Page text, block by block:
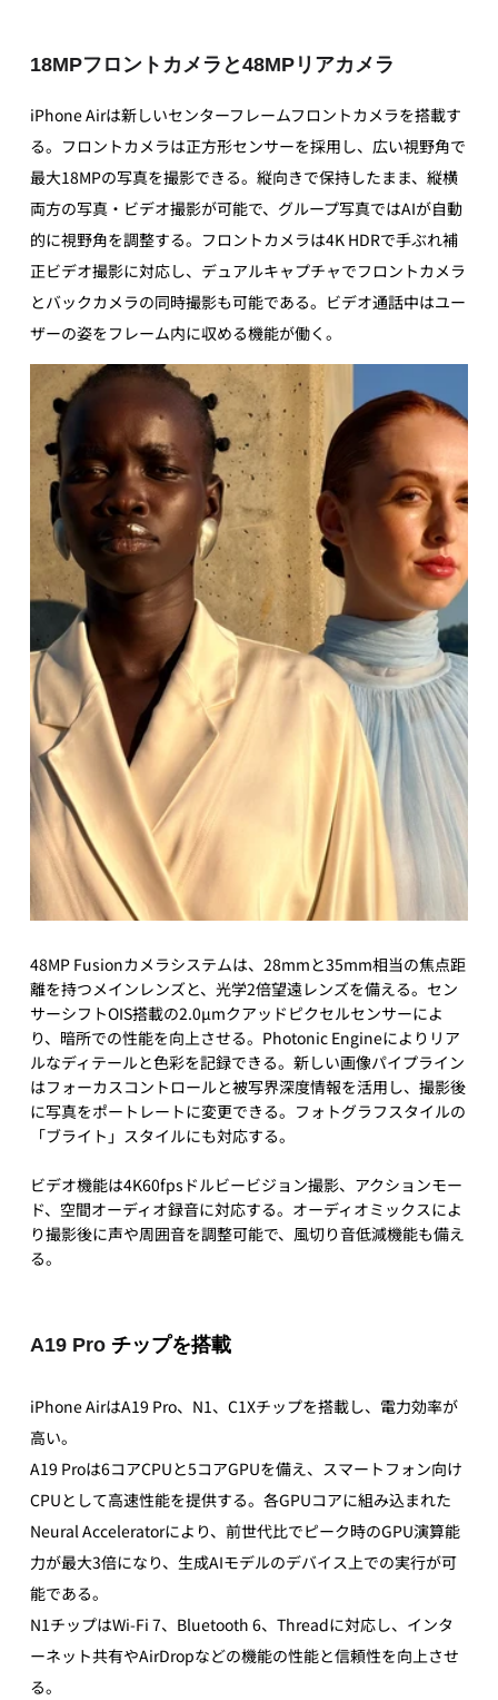
18MPフロントカメラと48MPリアカメラ
iPhone Airは新しいセンターフレームフロントカメラを搭載す
る。フロントカメラは正方形センサーを採用し、広い視野角で
最大18MPの写真を撮影できる。縦向きで保持したまま、縦横
両方の写真・ビデオ撮影が可能で、グループ写真ではAIが自動
的に視野角を調整する。フロントカメラは4K HDRで手ぶれ補
正ビデオ撮影に対応し、デュアルキャプチャでフロントカメラ
とバックカメラの同時撮影も可能である。ビデオ通話中はユー
ザーの姿をフレーム内に収める機能が働く。
48MP Fusionカメラシステムは、28mmと35mm相当の焦点距
離を持つメインレンズと、光学2倍望遠レンズを備える。セン
サーシフトOIS搭載の2.0µmクアッドピクセルセンサーによ
り、暗所での性能を向上させる。Photonic Engineによりリア
ルなディテールと色彩を記録できる。新しい画像パイプライン
はフォーカスコントロールと被写界深度情報を活用し、撮影後
に写真をポートレートに変更できる。フォトグラフスタイルの
「ブライト」スタイルにも対応する。
ビデオ機能は4K60fpsドルビービジョン撮影、アクションモー
ド、空間オーディオ録音に対応する。オーディオミックスによ
り撮影後に声や周囲音を調整可能で、風切り音低減機能も備え
る。
A19 Pro チップを搭載
iPhone AirはA19 Pro、N1、C1Xチップを搭載し、電力効率が
高い。
A19 Proは6コアCPUと5コアGPUを備え、スマートフォン向け
CPUとして高速性能を提供する。各GPUコアに組み込まれた
Neural Acceleratorにより、前世代比でピーク時のGPU演算能
力が最大3倍になり、生成AIモデルのデバイス上での実行が可
能である。
N1チップはWi-Fi 7、Bluetooth 6、Threadに対応し、インタ
ーネット共有やAirDropなどの機能の性能と信頼性を向上させ
る。